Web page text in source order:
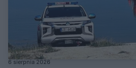
6 sierpnia 2026